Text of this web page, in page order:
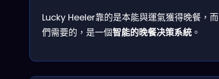
Lucky Heeler靠的是本能與運氣獲得晚餐，
們需要的，是一個智能的晚餐决策系統 。